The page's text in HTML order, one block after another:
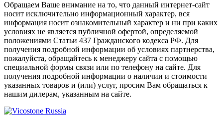
Обращаем Ваше внимание на то, что данный интернет-сайт
носит исключительно информационный характер, вся
информация носит ознакомительный характер и ни при каких
условиях не является публичной офертой, определяемой
положениями Статьи 437 Гражданского кодекса РФ. Для
получения подробной информации об условиях партнерства,
пожалуйста, обращайтесь к менеджеру сайта с помощью
специальной формы связи или по телефону на сайте. Для
получения подробной информации о наличии и стоимости
указанных товаров и (или) услуг, просим Вам обращаться к
нашим дилерам, указанным на сайте.